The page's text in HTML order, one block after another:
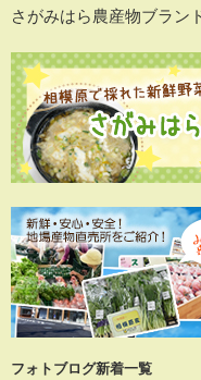
さがみはら農産物ブラン
フォトブログ新着一覧